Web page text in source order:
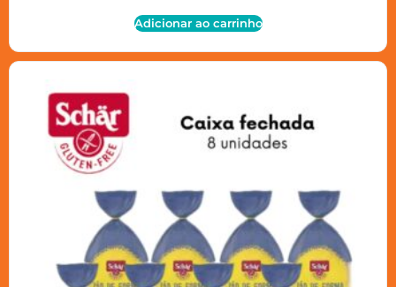
Adicionar ao carrinho